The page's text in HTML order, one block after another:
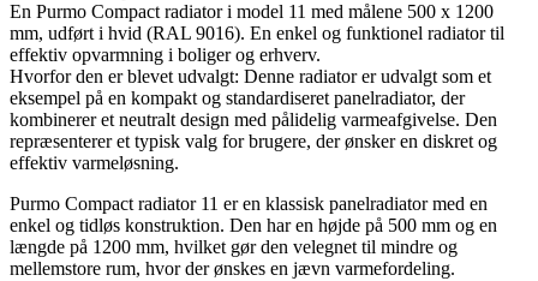
En Purmo Compact radiator i model 11 med målene 500 x 1200
mm, udført i hvid (RAL 9016). En enkel og funktionel radiator til
effektiv opvarmning i boliger og erhverv.
Hvorfor den er blevet udvalgt: Denne radiator er udvalgt som et
eksempel på en kompakt og standardiseret panelradiator, der
kombinerer et neutralt design med pålidelig varmeafgivelse. Den
repræsenterer et typisk valg for brugere, der ønsker en diskret og
effektiv varmeløsning.
Purmo Compact radiator 11 er en klassisk panelradiator med en
enkel og tidløs konstruktion. Den har en højde på 500 mm og en
længde på 1200 mm, hvilket gør den velegnet til mindre og
mellemstore rum, hvor der ønskes en jævn varmefordeling.